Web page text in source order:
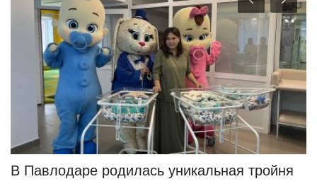
В Павлодаре родилась уникальная тройня